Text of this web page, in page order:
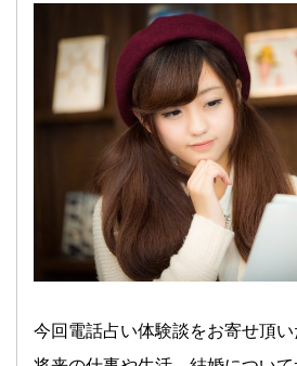
今回電話占い体験談をお寄せ頂い